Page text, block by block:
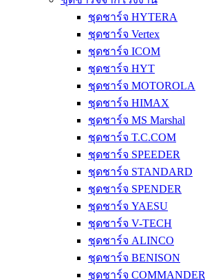
ชุดชาร์จ HYTERA
ชุดชาร์จ Vertex
ชุดชาร์จ ICOM
ชุดชาร์จ HYT
ชุดชาร์จ MOTOROLA
ชุดชาร์จ HIMAX
ชุดชาร์จ MS Marshal
ชุดชาร์จ T.C.COM
ชุดชาร์จ SPEEDER
ชุดชาร์จ STANDARD
ชุดชาร์จ SPENDER
ชุดชาร์จ YAESU
ชุดชาร์จ V-TECH
ชุดชาร์จ ALINCO
ชุดชาร์จ BENISON
ชุดชาร์จ COMMANDER